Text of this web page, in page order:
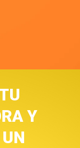
Y